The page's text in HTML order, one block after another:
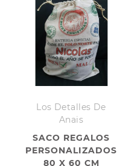
Los Detalles De
Anais
SACO REGALOS
PERSONALIZADOS
80 X 60 CM